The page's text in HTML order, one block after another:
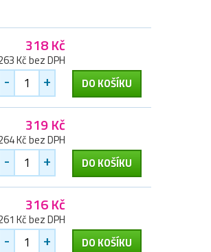
318 Kč
Kč bez DPH
- + DO KOŠÍKU
319 Kč
Kč bez DPH
- + DO KOŠÍKU
316 Kč
Kč bez DPH
- + DO KOŠÍKU